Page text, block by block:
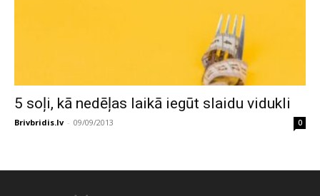
5 soļi, kā nedēļas laikā iegūt slaidu vidukli
Brivbridis.lv - 09/09/2013 0